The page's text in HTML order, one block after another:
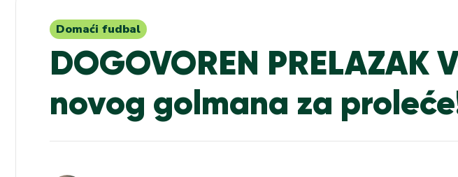
Domaći fudbal
DOGOVOREN
novog golmana za